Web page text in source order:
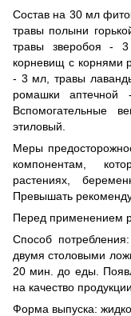
Состав на 30 мл
травы полыни
травы зверобоя -
корневищ с корнями
- 3 мл, травы
ромашки
Вспомогательные
этиловый.
Меры
компонентам,
растениях,
Превышать
Перед применением
Способ
двумя столовыми
20 мин. до еды.
на качество
Форма выпуска: